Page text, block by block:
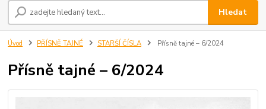
Hledat
Úvod PŘÍSNĚ TAJNÉ STARŠÍ ČÍSLA Přísně tajné – 6/2024
Přísně tajné – 6/2024